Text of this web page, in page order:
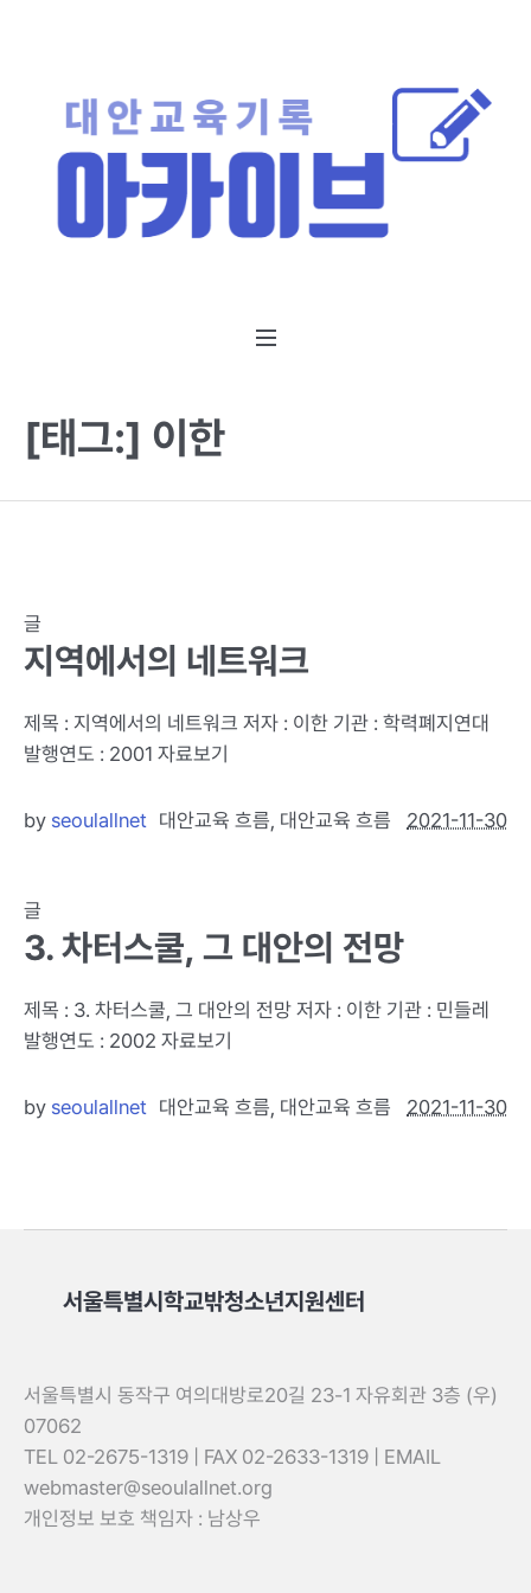
[태그:] 이한
글
지역에서의 네트워크
제목 : 지역에서의 네트워크 저자 : 이한 기관 : 학력폐지연대
발행연도 : 2001 자료보기
2021-11-30
by seoulallnet 대안교육 흐름, 대안교육 흐름
글
3. 차터스쿨, 그 대안의 전망
제목 : 3. 차터스쿨, 그 대안의 전망 저자 : 이한 기관 : 민들레
발행연도 : 2002 자료보기
2021-11-30
by seoulallnet 대안교육 흐름, 대안교육 흐름
서울특별시학교밖청소년지원센터
서울특별시 동작구 여의대방로20길 23-1 자유회관 3층 (우)
07062
TEL 02-2675-1319 | FAX 02-2633-1319 | EMAIL
webmaster@seoulallnet.org
개인정보 보호 책임자 : 남상우